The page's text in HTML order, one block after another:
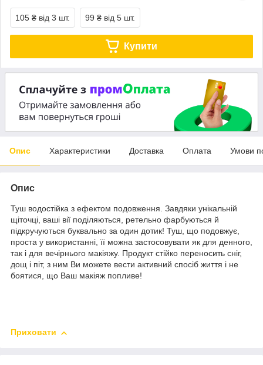
105 ₴ від 3 шт. 99 ₴ від 5 шт.
Купити
Опис Характеристики Доставка Оплата Умови
Опис
Туш водостійка з ефектом подовження. Завдяки унікальній
щіточці, ваші вії поділяються, ретельно фарбуються й
підкручуються буквально за один дотик! Туш, що подовжує,
проста у використанні, її можна застосовувати як для денного,
так і для вечірнього макіяжу. Продукт стійко переносить сніг,
дощ і піт, з ним Ви можете вести активний спосіб життя і не
боятися, що Ваш макіяж попливе!
Приховати